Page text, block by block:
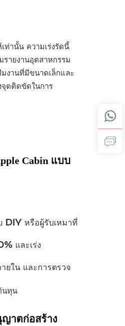
านั้น ความเร่งรัดนี้
ายงานอุตสาหกรรม
านที่มีขนาดเล็กและ
ดติดขัดในการ
Cabin แบบ
DIY หรือผู้รับเหมาที่
และเร่ง
ใน และการตรวจ
นทุน
าตก่อสร้าง